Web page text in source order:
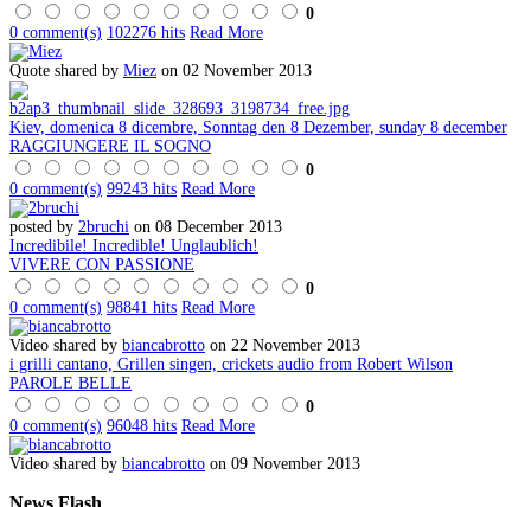
0
0 comment(s) 102276 hits Read More
Quote shared by Miez on 02 November 2013
Kiev, domenica 8 dicembre, Sonntag den 8 Dezember, sunday 8 december
RAGGIUNGERE IL SOGNO
0
0 comment(s) 99243 hits Read More
posted by 2bruchi on 08 December 2013
Incredibile! Incredible! Unglaublich!
VIVERE CON PASSIONE
0
0 comment(s) 98841 hits Read More
Video shared by biancabrotto on 22 November 2013
i grilli cantano, Grillen singen, crickets audio from Robert Wilson
PAROLE BELLE
0
0 comment(s) 96048 hits Read More
Video shared by biancabrotto on 09 November 2013
News Flash